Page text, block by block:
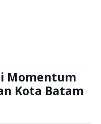
Momentum
Kota Batam